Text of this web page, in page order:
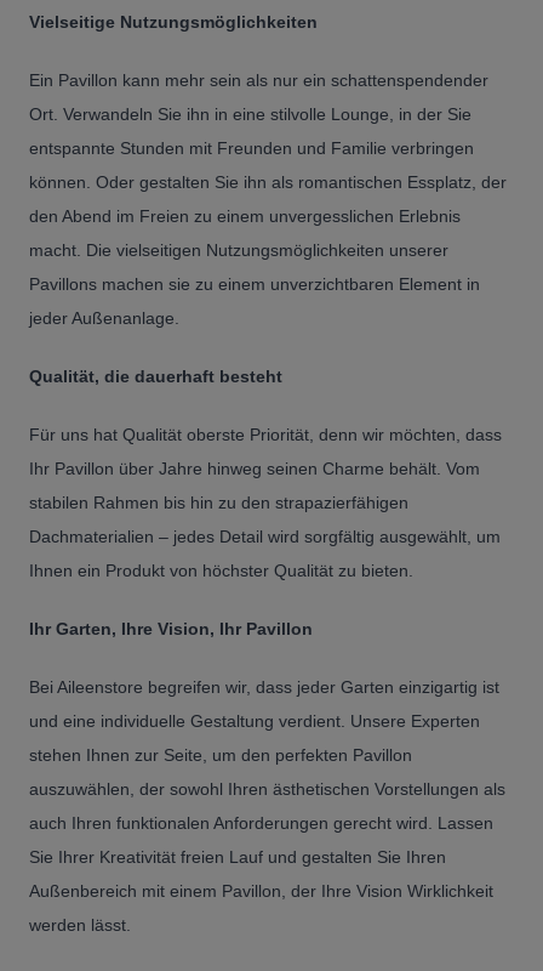
Vielseitige Nutzungsmöglichkeiten
Ein Pavillon kann mehr sein als nur ein schattenspendender
Ort. Verwandeln Sie ihn in eine stilvolle Lounge, in der Sie
entspannte Stunden mit Freunden und Familie verbringen
können. Oder gestalten Sie ihn als romantischen Essplatz, der
den Abend im Freien zu einem unvergesslichen Erlebnis
macht. Die vielseitigen Nutzungsmöglichkeiten unserer
Pavillons machen sie zu einem unverzichtbaren Element in
jeder Außenanlage.
Qualität, die dauerhaft besteht
Für uns hat Qualität oberste Priorität, denn wir möchten, dass
Ihr Pavillon über Jahre hinweg seinen Charme behält. Vom
stabilen Rahmen bis hin zu den strapazierfähigen
Dachmaterialien – jedes Detail wird sorgfältig ausgewählt, um
Ihnen ein Produkt von höchster Qualität zu bieten.
Ihr Garten, Ihre Vision, Ihr Pavillon
Bei Aileenstore begreifen wir, dass jeder Garten einzigartig ist
und eine individuelle Gestaltung verdient. Unsere Experten
stehen Ihnen zur Seite, um den perfekten Pavillon
auszuwählen, der sowohl Ihren ästhetischen Vorstellungen als
auch Ihren funktionalen Anforderungen gerecht wird. Lassen
Sie Ihrer Kreativität freien Lauf und gestalten Sie Ihren
Außenbereich mit einem Pavillon, der Ihre Vision Wirklichkeit
werden lässt.